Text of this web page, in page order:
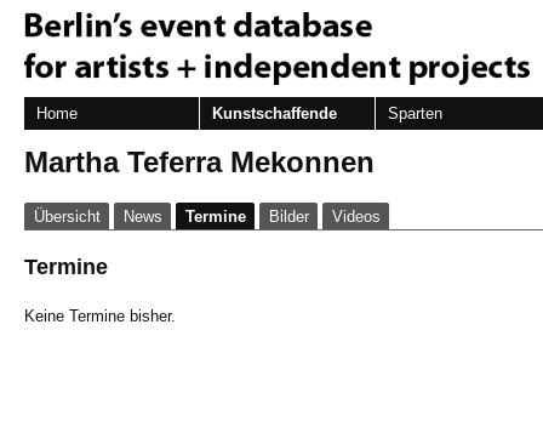
Home Kunstschaffende Sparten
Martha Teferra Mekonnen
Übersicht News Termine Bilder Videos
Termine
Keine Termine bisher.